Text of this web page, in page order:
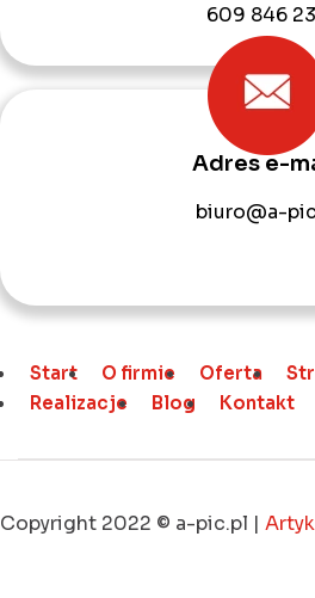
609 846
Adres e-
biuro@a-
Start O firmie Oferta
Realizacje
Blog Kontakt
Copyright 2022 © a-pic.pl |